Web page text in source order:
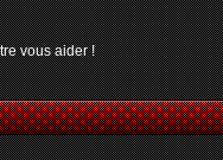
vous aider !